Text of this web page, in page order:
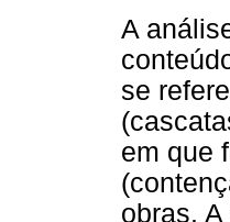
A
se
em que
obras.